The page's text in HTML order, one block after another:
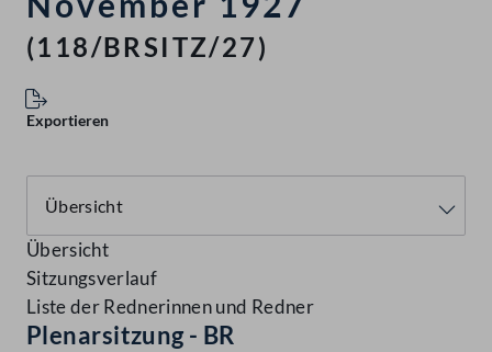
(118/BRSITZ/27)
Exportieren
Übersicht
Sitzungsverlauf
Liste der Rednerinnen und Redner
Plenarsitzung - BR